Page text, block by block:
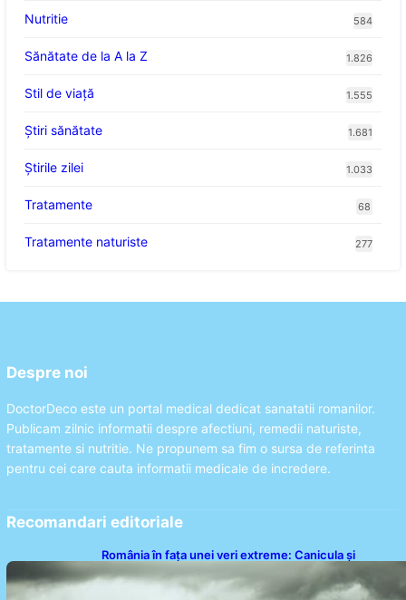
Nutritie 584
Sănătate de la A la Z 1.826
Stil de viaţă 1.555
Ştiri sănătate 1.681
Știrile zilei 1.033
Tratamente 68
Tratamente naturiste 277
Despre noi
DoctorDeco este un portal medical dedicat sanatatii romanilor.
Publicam zilnic informatii despre afectiuni, remedii naturiste,
tratamente si nutritie. Ne propunem sa fim o sursa de referinta
pentru cei care cauta informatii medicale de incredere.
Recomandari editoriale
România în fața unei veri extreme: Canicula și